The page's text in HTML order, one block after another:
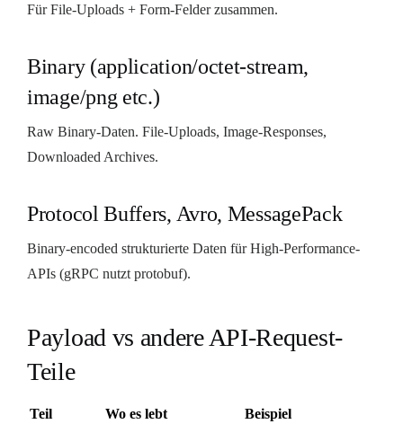
Für File-Uploads + Form-Felder zusammen.
Binary (application/octet-stream,
image/png etc.)
Raw Binary-Daten. File-Uploads, Image-Responses,
Downloaded Archives.
Protocol Buffers, Avro, MessagePack
Binary-encoded strukturierte Daten für High-Performance-
APIs (gRPC nutzt protobuf).
Payload vs andere API-Request-
Teile
Teil Wo es lebt
Beispiel